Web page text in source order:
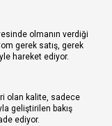
olmanın verdiği
gerek satış, gerek
hareket ediyor.
olan kalite, sadece
geliştirilen bakış
ediyor.